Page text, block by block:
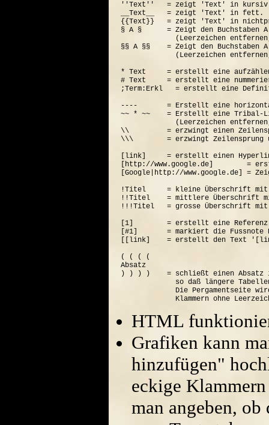
''Text''   = zeigt 'Text' in
__Text__   = zeigt 'Text' in fett.
{{Text}}   = zeigt 'Text' in
§ A §      = Zeigt den Buchstaben
(Leerzeichen
§§ A §§    = Zeigt den Buchstaben
(Leerzeichen
* Text     = erstellt eine
# Text     = erstellt eine
;Term:Erkl   = erstellt eine
----       = Erstellt eine
~~ * ~~    = Erstellt eine Tribal-
(Leerzeichen
\\         = erzwingt einen
\\\        = erzwingt Zeilensprung
[link]     = erstellt einen
[http://www.google.de]        =
[Google|http://www.google.de] =
!Titel     = kleine Überschrift
!!Titel    = mittlere Überschrift
!!!Titel   = grosse Überschrift
[1]        = erstellt eine Referenz
[#1]       = markiert die Fussnote
[[link]    = erstellt den Text
( ( ( (
Absatz
) ) ) )    = schließt einen Absatz
so daß längere
Die Pergamentseite
HTML
Grafiken kann
hinzufügen"
eckige
man angeben,